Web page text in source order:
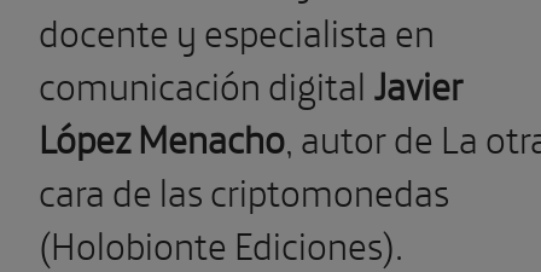
docente y especialista en
comunicación digitalJavier
López Menacho, autor de La
cara de las criptomonedas
(Holobionte Ediciones).